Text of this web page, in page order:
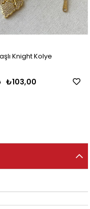
Çelik Kalp
₺229,00